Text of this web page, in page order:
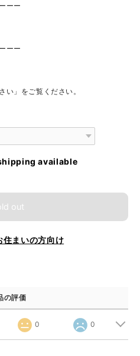
ーー
ーー
い」をご覧ください。
available
out
住まいの方向け
の評価
0 0